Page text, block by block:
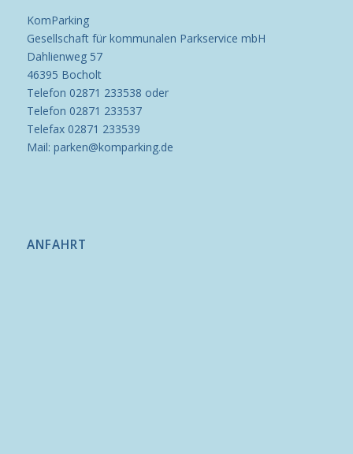
KomParking
Gesellschaft für kommunalen Parkservice mbH
Dahlienweg 57
46395 Bocholt
Telefon 02871 233538 oder
Telefon 02871 233537
Telefax 02871 233539
Mail: parken@komparking.de
ANFAHRT